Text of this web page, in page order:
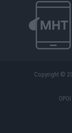
Copyright ©